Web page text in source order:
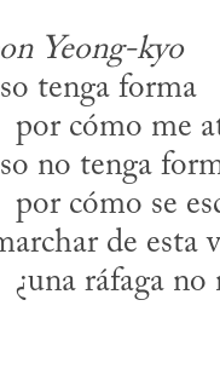
Yeong-kyo
tenga forma
por cómo me
no tenga
por cómo se
de esta
¿una ráfaga no